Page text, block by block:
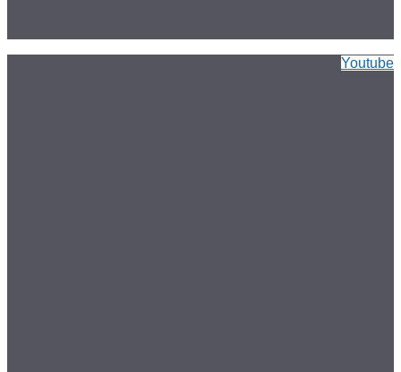
Youtube